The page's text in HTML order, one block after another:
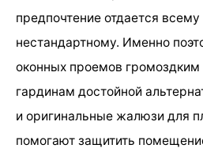
предпочтение отдается
нестандартному. Именно
оконных проемов
гардинам достойной
и оригинальные жалюзи для
помогают защитить